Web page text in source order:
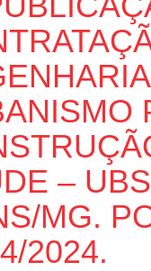
–
MG.
2024.